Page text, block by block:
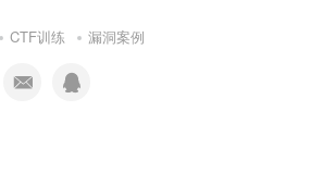
CTF训练 漏洞案例